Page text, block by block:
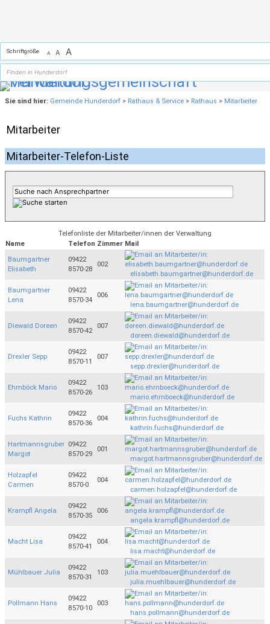
Schriftgröße A A A
Sie sind hier: Gemeinde Hunderdorf > Rathaus & Service > Rathaus > Mitarbeiter
Mitarbeiter
Mitarbeiter-Telefon-Liste
Telefonliste der Mitarbeiter/innen der Verwaltung
Name
Telefon Zimmer Mail
Baumgartner
Elisabeth
09422
8570-28
002
elisabeth.baumgartner@hunderdorf.de
Baumgartner
Lena
09422
8570-34
006
lena.baumgartner@hunderdorf.de
Diewald Doreen
09422
8570-42
007
doreen.diewald@hunderdorf.de
Drexler Sepp
09422
8570-11
007
sepp.drexler@hunderdorf.de
Ehrnböck Mario
09422
8570-26
103
mario.ehrnboeck@hunderdorf.de
Fuchs Kathrin
09422
8570-36
004
kathrin.fuchs@hunderdorf.de
Hartmannsgruber
Margot
09422
8570-29
001
margot.hartmannsgruber@hunderdorf.de
Holzapfel
Carmen
09422
8570-0
004
carmen.holzapfel@hunderdorf.de
Krampfl Angela
09422
8570-35
006
angela.krampfl@hunderdorf.de
Macht Lisa
09422
8570-41
004
lisa.macht@hunderdorf.de
Mühlbauer Julia
09422
8570-31
103
julia.muehlbauer@hunderdorf.de
Pollmann Hans
09422
8570-10
003
hans.pollmann@hunderdorf.de